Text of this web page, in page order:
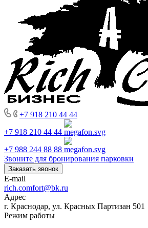
+7 918 210 44 44
+7 918 210 44 44
+7 988 244 88 88
Звоните для бронирования парковки
Заказать звонок
E-mail
rich.comfort@bk.ru
Адрес
г. Краснодар, ул. Красных Партизан 501
Режим работы